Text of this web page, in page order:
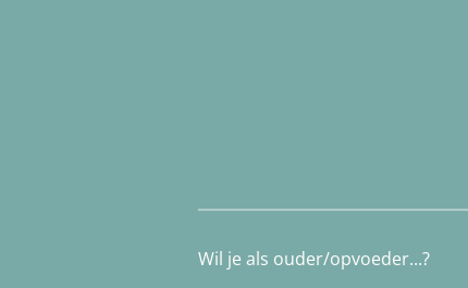
Wil je als ouder/opvoeder...?